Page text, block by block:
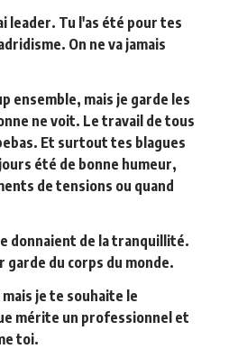
leader. Tu l'as été pour tes
On ne va jamais
ensemble, mais je garde les
ne voit. Le travail de tous
Et surtout tes blagues
été de bonne humeur,
de tensions ou quand
donnaient de la tranquillité.
garde du corps du monde.
je te souhaite le
mérite un professionnel et
toi.